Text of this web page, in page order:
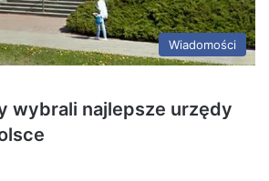
Wiadomości
wybrali najlepsze urzędy